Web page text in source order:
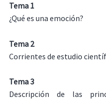
Tema 1
¿Qué es una emoción?
Tema 2
Corrientes de estudio
Tema 3
Descripción de las